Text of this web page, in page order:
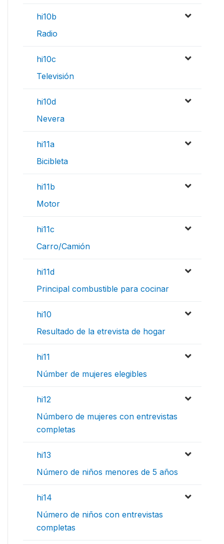
hi10b
Radio
hi10c
Televisión
hi10d
Nevera
hi11a
Bicibleta
hi11b
Motor
hi11c
Carro/Camión
hi11d
Principal combustible para cocinar
hi10
Resultado de la etrevista de hogar
hi11
Númber de mujeres elegibles
hi12
Númbero de mujeres con entrevistas
completas
hi13
Número de niños menores de 5 años
hi14
Número de niños con entrevistas
completas